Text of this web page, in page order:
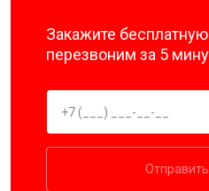
Закажите
перезвоним за 5